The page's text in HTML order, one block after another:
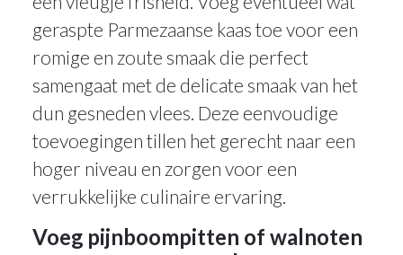
geraspte Parmezaanse kaas toe voor een
romige en zoute smaak die perfect
samengaat met de delicate smaak van het
dun gesneden vlees. Deze eenvoudige
toevoegingen tillen het gerecht naar een
hoger niveau en zorgen voor een
verrukkelijke culinaire ervaring.
Voeg pijnboompitten of walnoten